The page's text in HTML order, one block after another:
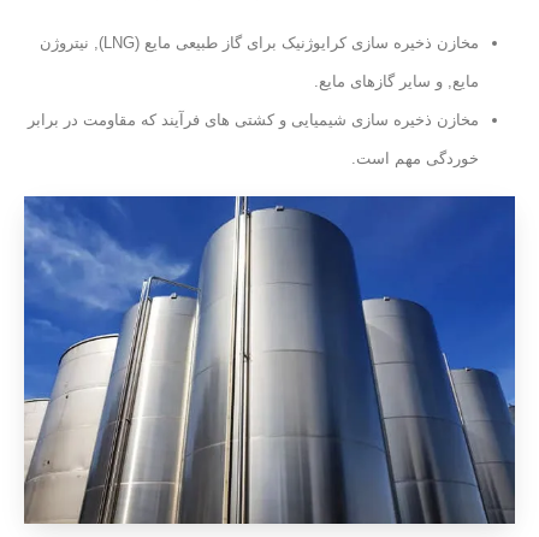
مخازن ذخیره سازی کرایوژنیک برای گاز طبیعی مایع (LNG), نیتروژن
مایع, و سایر گازهای مایع.
مخازن ذخیره سازی شیمیایی و کشتی های فرآیند که مقاومت در برابر
خوردگی مهم است.